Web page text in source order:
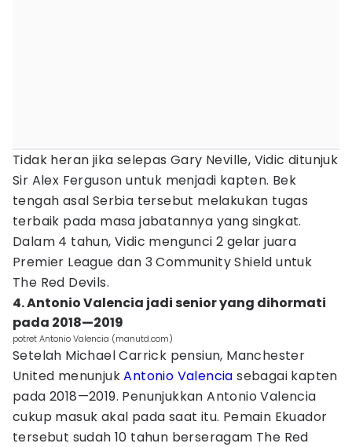
Tidak heran jika selepas Gary Neville, Vidic ditunjuk
Sir Alex Ferguson untuk menjadi kapten. Bek
tengah asal Serbia tersebut melakukan tugas
terbaik pada masa jabatannya yang singkat.
Dalam 4 tahun, Vidic mengunci 2 gelar juara
Premier League dan 3 Community Shield untuk
The Red Devils.
4. Antonio Valencia jadi senior yang dihormati
pada 2018—2019
potret Antonio Valencia (manutd.com)
Setelah Michael Carrick pensiun, Manchester
United menunjukAntonio Valencia sebagai kapten
pada 2018—2019. Penunjukkan Antonio Valencia
cukup masuk akal pada saat itu. Pemain Ekuador
tersebut sudah 10 tahun berseragam The Red